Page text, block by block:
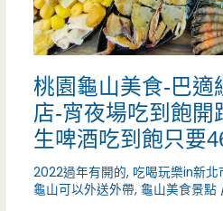
包-
有
Q
度
薄
桃園龜山美食-巴適
店-宵夜場吃到飽開
生啤酒吃到飽只要
2022過年有開的, 吃喝玩樂in新北
龜山可以外送外帶,龜山美食景點